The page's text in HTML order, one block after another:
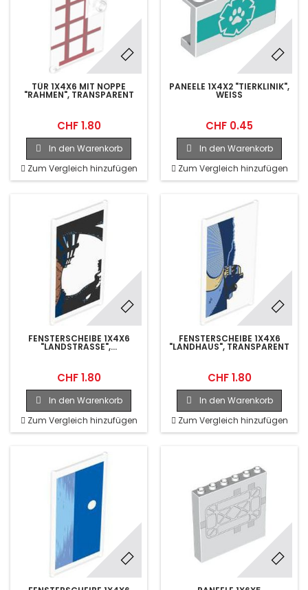
TÜR 1X4X6 MIT NOPPE
"RAHMEN", TRANSPARENT
CHF 1.80
In den Warenkorb
Zum Vergleich hinzufügen
PANEELE 1X4X2 "TIERKLINIK",
WEISS
CHF 0.45
In den Warenkorb
Zum Vergleich hinzufügen
FENSTERSCHEIBE 1X4X6
"LANDSTRASSE",...
CHF 1.80
In den Warenkorb
Zum Vergleich hinzufügen
FENSTERSCHEIBE 1X4X6
"LANDHAUS", TRANSPARENT
CHF 1.80
In den Warenkorb
Zum Vergleich hinzufügen